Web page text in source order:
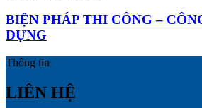
BIỆN PHÁP THI CÔNG –
DỰNG
Thông tin
LIÊN HỆ